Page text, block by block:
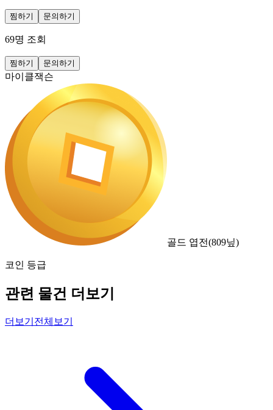
찜하기 문의하기
69명 조회
찜하기 문의하기
마이클잭슨
골드 엽전(809닢)
코인 등급
관련 물건 더보기
더보기 전체보기